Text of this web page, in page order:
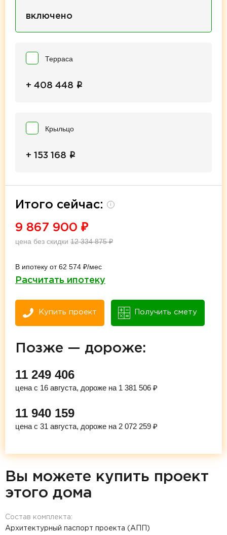
включено
Терраса
+ 408 448 i
Крыльцо
+ 153 168 i
Итого сейчас: i
9 867 900 ₽
цена без скидки 12 334 875₽
В ипотеку от 62 574 ₽/мес
Расчитать ипотеку
Купить проект Получить смету
Позже — дороже:
11 249 406
цена с 16 августа, дороже на 1 381 506 ₽
11 940 159
цена с 31 августа, дороже на 2 072 259 ₽
Вы можете купить проект
этого дома
Состав комплекта:
Архитектурный паспорт проекта (АПП)